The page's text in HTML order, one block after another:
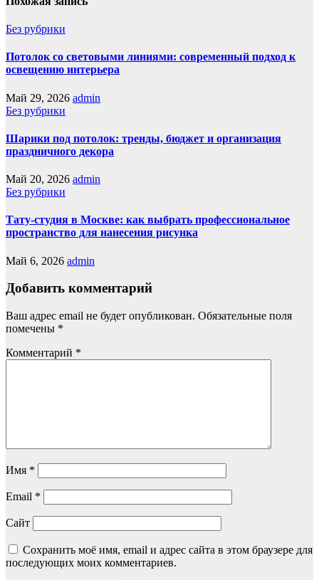
Без рубрики
Потолок со световыми линиями: современный подход к
освещению интерьера
Май 29, 2026 admin
Без рубрики
Шарики под потолок: тренды, бюджет и организация
праздничного декора
Май 20, 2026 admin
Без рубрики
Тату-студия в Москве: как выбрать профессиональное
пространство для нанесения рисунка
Май 6, 2026 admin
Добавить комментарий
Ваш адрес email не будет опубликован. Обязательные поля
помечены *
Комментарий *
Имя *
Email *
Сайт
Сохранить моё имя, email и адрес сайта в этом браузере для
последующих моих комментариев.